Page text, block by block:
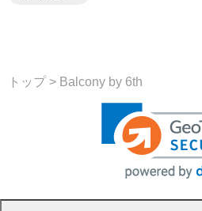
トップ> Balcony by 6th